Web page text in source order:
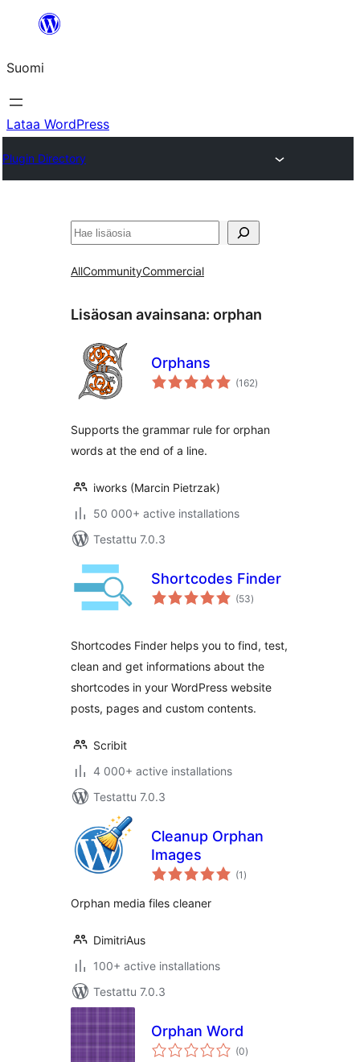
Suomi
Lataa WordPress
Plugin Directory
Etsi
AllCommunityCommercial
Lisäosan avainsana: orphan
Orphans
(162arvosanat
yhteensä
)
Supports the grammar rule for orphan
words at the end of a line.
iworks (Marcin Pietrzak)
50 000+ active installations
Testattu 7.0.3
Shortcodes Finder
(53arvosanat
yhteensä
)
Shortcodes Finder helps you to find, test,
clean and get informations about the
shortcodes in your WordPress website
posts, pages and custom contents.
Scribit
4 000+ active installations
Testattu 7.0.3
Cleanup Orphan
Images
(1 arvosanat
yhteensä
)
Orphan media files cleaner
DimitriAus
100+ active installations
Testattu 7.0.3
Orphan Word
(0arvosanat
yhteensä
)